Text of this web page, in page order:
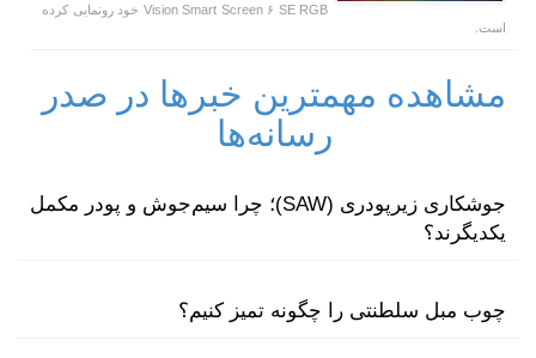
Vision Smart Screen ۶ SE RGB خود رونمایی کرده
است.
مشاهده مهمترین خبرها در صدر
رسانه‌ها
جوشکاری زیرپودری (SAW)؛ چرا سیم‌جوش و پودر مکمل
یکدیگرند؟
چوب مبل سلطنتی را چگونه تمیز کنیم؟